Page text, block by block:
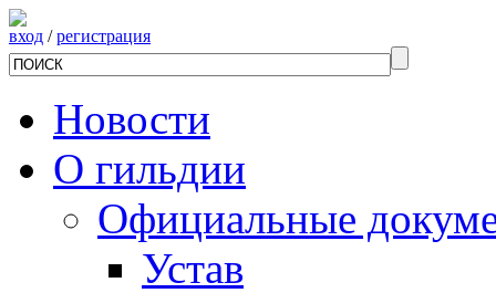
вход /регистрация
Новости
О гильдии
Официальные
Устав